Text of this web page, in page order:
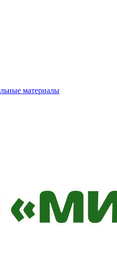
материалы